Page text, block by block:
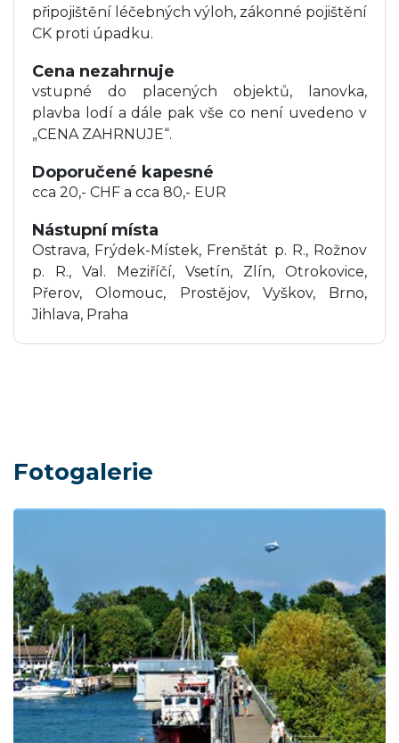
připojištění léčebných výloh, zákonné pojištění
CK proti úpadku.
Cena nezahrnuje
vstupné do placených objektů, lanovka,
plavba lodí a dále pak vše co není uvedeno v
„CENA ZAHRNUJE“.
Doporučené kapesné
cca 20,- CHF a cca 80,- EUR
Nástupní místa
Ostrava, Frýdek-Místek, Frenštát p. R., Rožnov
p. R., Val. Meziříčí, Vsetín, Zlín, Otrokovice,
Přerov, Olomouc, Prostějov, Vyškov, Brno,
Jihlava, Praha
Fotogalerie